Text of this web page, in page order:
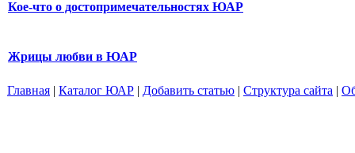
Кое-что о достопримечательностях ЮАР
Жрицы любви в ЮАР
Главная | Каталог ЮАР | Добавить статью | Структура сайта |